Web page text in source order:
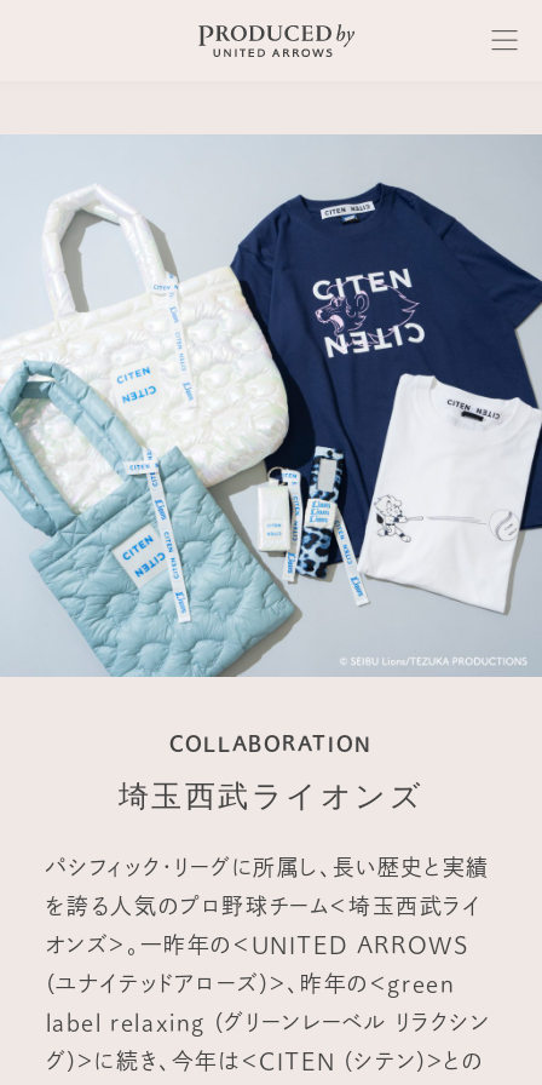
COLLABORATION
埼玉西武ライオンズ
パシフィック・リーグに所属し、長い歴史と実績
を誇る人気のプロ野球チーム＜埼玉西武ライ
オンズ＞。一昨年の＜UNITED ARROWS
(ユナイテッドアローズ)＞、昨年の＜green
label relaxing (グリーンレーベル リラクシン
グ)＞に続き、今年は＜CITEN (シテン)＞との